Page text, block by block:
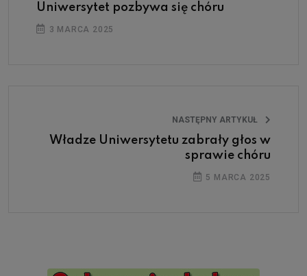
Uniwersytet pozbywa się chóru
3 MARCA 2025
NASTĘPNY ARTYKUŁ
Władze Uniwersytetu zabrały głos w
sprawie chóru
5 MARCA 2025